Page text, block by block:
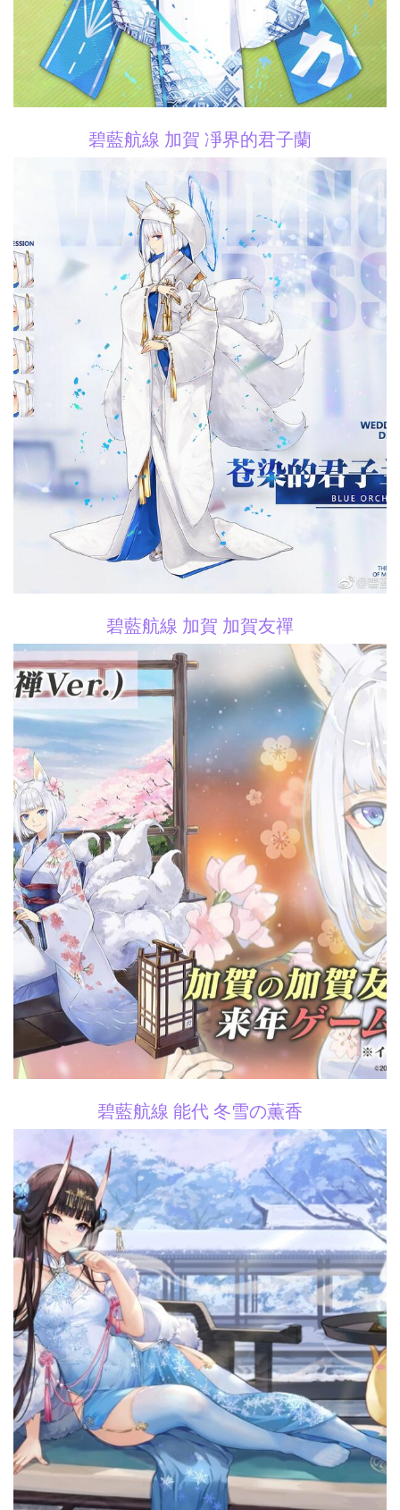
碧藍航線 加賀 凈界的君子蘭
碧藍航線 加賀 加賀友禪
碧藍航線 能代 冬雪の薫香